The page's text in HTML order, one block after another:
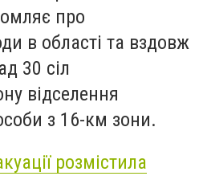
про
в області та вздовж
30 сіл
відселення
з 16-км зони.
розмістила